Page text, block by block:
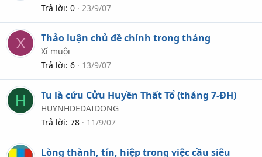
Trả lời 0 23/9/07
X Thảo luận chủ đề chính trong tháng
Xí muội
Trả lời 6 13/9/07
H Tu là cứu Cửu Huyền Thất Tổ (tháng 7-ĐH)
HUYNHDEDAIDONG
Trả lời 78 11/9/07
Lòng thành, tín, hiệp trong việc cầu siêu